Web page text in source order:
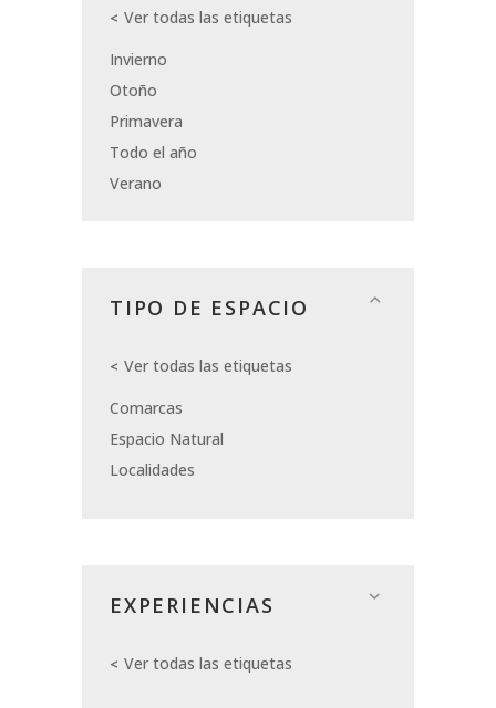
Ver todas las etiquetas
Invierno
Otoño
Primavera
Todo el año
Verano
TIPO DE ESPACIO
Ver todas las etiquetas
Comarcas
Espacio Natural
Localidades
EXPERIENCIAS
Ver todas las etiquetas